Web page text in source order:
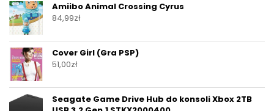
Amiibo Animal Crossing Cyrus
84,99zł
Cover Girl (Gra PSP)
51,00zł
Seagate Game Drive Hub do konsoli Xbox 2TB